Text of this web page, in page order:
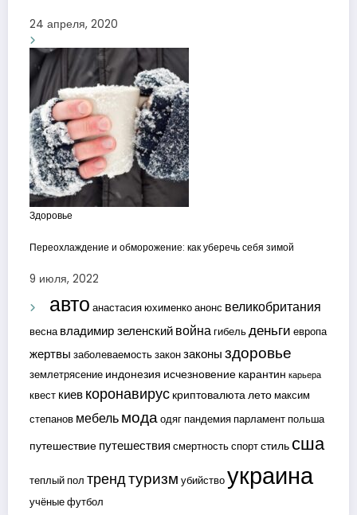
24 апреля, 2020
Здоровье
Переохлаждение и обморожение: как уберечь себя зимой
9 июля, 2022
авто анастасия юхименкоанонс великобритания
весна владимир зеленскийвойнагибельденьги европа
жертвы заболеваемостьзаконзаконыздоровье
землетрясение индонезия исчезновение карантин карьера
квест киевкоронавирус криптовалюталетомаксим
степанов мебельмодаодягпандемияпарламентпольша
путешествие путешествия смертностьспортстиль сша
теплый пол трендтуризм убийствоукраина
учёныефутбол